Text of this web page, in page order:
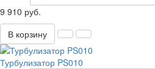
9 910 руб.
В корзину
Турбулизатор PS010